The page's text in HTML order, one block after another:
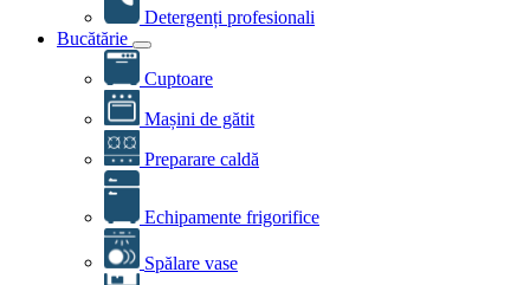
Detergenți profesionali
Bucătărie
Cuptoare
Mașini de gătit
Preparare caldă
Echipamente frigorifice
Spălare vase